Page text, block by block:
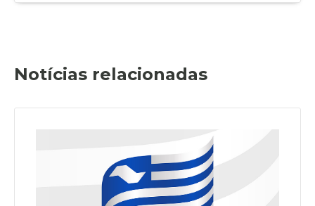
Notícias relacionadas